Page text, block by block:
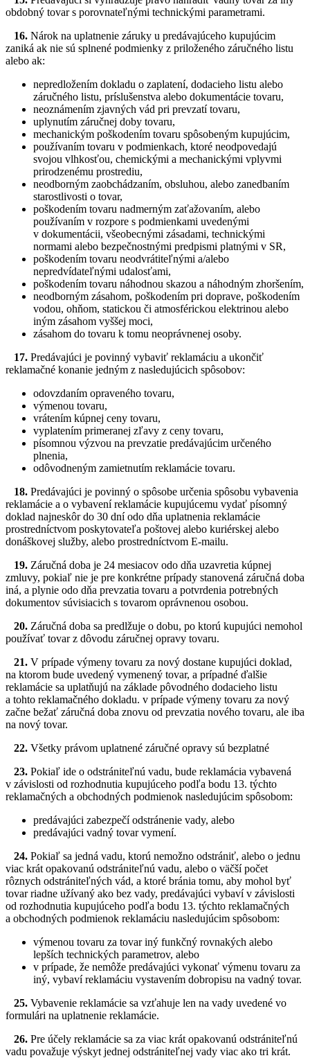
obdobný tovar s porovnateľnými technickými parametrami.
16. Nárok na uplatnenie záruky u predávajúceho kupujúcim
zaniká ak nie sú splnené podmienky z priloženého záručného listu
alebo ak:
nepredložením dokladu o zaplatení, dodacieho listu alebo
záručného listu, príslušenstva alebo dokumentácie tovaru,
neoznámením zjavných vád pri prevzatí tovaru,
uplynutím záručnej doby tovaru,
mechanickým poškodením tovaru spôsobeným kupujúcim,
používaním tovaru v podmienkach, ktoré neodpovedajú
svojou vlhkosťou, chemickými a mechanickými vplyvmi
prirodzenému prostrediu,
neodborným zaobchádzaním, obsluhou, alebo zanedbaním
starostlivosti o tovar,
poškodením tovaru nadmerným zaťažovaním, alebo
používaním v rozpore s podmienkami uvedenými
v dokumentácii, všeobecnými zásadami, technickými
normami alebo bezpečnostnými predpismi platnými v SR,
poškodením tovaru neodvrátiteľnými a/alebo
nepredvídateľnými udalosťami,
poškodením tovaru náhodnou skazou a náhodným zhoršením,
neodborným zásahom, poškodením pri doprave, poškodením
vodou, ohňom, statickou či atmosférickou elektrinou alebo
iným zásahom vyššej moci,
zásahom do tovaru k tomu neoprávnenej osoby.
17. Predávajúci je povinný vybaviť reklamáciu a ukončiť
reklamačné konanie jedným z nasledujúcich spôsobov:
odovzdaním opraveného tovaru,
výmenou tovaru,
vrátením kúpnej ceny tovaru,
vyplatením primeranej zľavy z ceny tovaru,
písomnou výzvou na prevzatie predávajúcim určeného
plnenia,
odôvodneným zamietnutím reklamácie tovaru.
18. Predávajúci je povinný o spôsobe určenia spôsobu vybavenia
reklamácie a o vybavení reklamácie kupujúcemu vydať písomný
doklad najneskôr do 30 dní odo dňa uplatnenia reklamácie
prostredníctvom poskytovateľa poštovej alebo kuriérskej alebo
donáškovej služby, alebo prostredníctvom E-mailu.
19. Záručná doba je 24 mesiacov odo dňa uzavretia kúpnej
zmluvy, pokiaľ nie je pre konkrétne prípady stanovená záručná doba
iná, a plynie odo dňa prevzatia tovaru a potvrdenia potrebných
dokumentov súvisiacich s tovarom oprávnenou osobou.
20. Záručná doba sa predlžuje o dobu, po ktorú kupujúci nemohol
používať tovar z dôvodu záručnej opravy tovaru.
21. V prípade výmeny tovaru za nový dostane kupujúci doklad,
na ktorom bude uvedený vymenený tovar, a prípadné ďalšie
reklamácie sa uplatňujú na základe pôvodného dodacieho listu
a tohto reklamačného dokladu. v prípade výmeny tovaru za nový
začne bežať záručná doba znovu od prevzatia nového tovaru, ale iba
na nový tovar.
22. Všetky právom uplatnené záručné opravy sú bezplatné
23. Pokiaľ ide o odstrániteľnú vadu, bude reklamácia vybavená
v závislosti od rozhodnutia kupujúceho podľa bodu 13. týchto
reklamačných a obchodných podmienok nasledujúcim spôsobom:
predávajúci zabezpečí odstránenie vady, alebo
predávajúci vadný tovar vymení.
24. Pokiaľ sa jedná vadu, ktorú nemožno odstrániť, alebo o jednu
viac krát opakovanú odstrániteľnú vadu, alebo o väčší počet
rôznych odstrániteľných vád, a ktoré bránia tomu, aby mohol byť
tovar riadne užívaný ako bez vady, predávajúci vybaví v závislosti
od rozhodnutia kupujúceho podľa bodu 13. týchto reklamačných
a obchodných podmienok reklamáciu nasledujúcim spôsobom:
výmenou tovaru za tovar iný funkčný rovnakých alebo
lepších technických parametrov, alebo
v prípade, že nemôže predávajúci vykonať výmenu tovaru za
iný, vybaví reklamáciu vystavením dobropisu na vadný tovar.
25. Vybavenie reklamácie sa vzťahuje len na vady uvedené vo
formulári na uplatnenie reklamácie.
26. Pre účely reklamácie sa za viac krát opakovanú odstrániteľnú
vadu považuje výskyt jednej odstrániteľnej vady viac ako tri krát.